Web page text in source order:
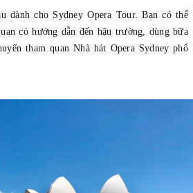
dành cho Sydney Opera Tour. Bạn có thể
có hướng dẫn đến hậu trường, dùng bữa
tham quan Nhà hát Opera Sydney phổ